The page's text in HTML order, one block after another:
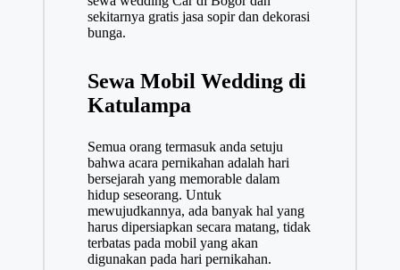
sekitarnya gratis jasa sopir dan dekorasi
bunga.
Sewa Mobil Wedding di
Katulampa
Semua orang termasuk anda setuju
bahwa acara pernikahan adalah hari
bersejarah yang memorable dalam
hidup seseorang. Untuk
mewujudkannya, ada banyak hal yang
harus dipersiapkan secara matang, tidak
terbatas pada mobil yang akan
digunakan pada hari pernikahan.